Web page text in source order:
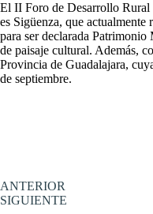
El II Foro de Desarrollo Rural
es Sigüenza, que actualmente
para ser declarada
de paisaje cultural. Además,
Provincia de Guadalajara,
de septiembre.
ANTERIOR
SIGUIENTE